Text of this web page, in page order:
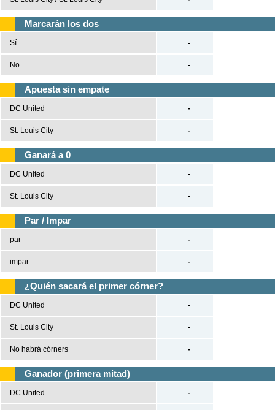
Marcarán los dos
Sí
No
-
-
Apuesta sin empate
DC United
St. Louis City
-
-
Ganará a 0
DC United
St. Louis City
-
-
Par / Impar
par
impar
-
-
¿Quién sacará el primer córner?
DC United
St. Louis City
No habrá córners
-
-
-
Ganador (primera mitad)
DC United -
Casas de Apuestas
Versión clásica